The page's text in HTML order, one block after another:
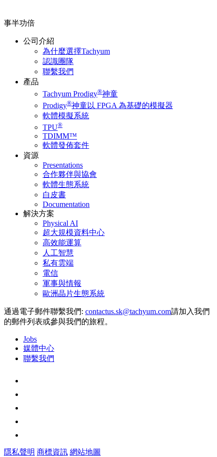
事半功倍
公司介紹
為什麼選擇Tachyum
認識團隊
聯繫我們
產品
Tachyum Prodigy®神童
Prodigy®神童以 FPGA 為基礎的模擬器
軟體模擬系統
TPU®
TDIMM™
軟體發佈套件
資源
Presentations
合作夥伴與協會
軟體生態系統
白皮書
Documentation
解決方案
Physical AI
超大規模資料中心
高效能運算
人工智慧
私有雲端
電信
軍事與情報
歐洲晶片生態系統
通過電子郵件聯繫我們:
請加入我們
的郵件列表或參與我們的旅程。
Jobs
媒體中心
聯繫我們
隱私聲明 商標資訊 網站地圖